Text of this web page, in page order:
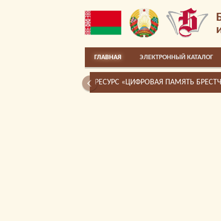
ГЛАВНАЯ ЭЛЕКТРОННЫЙ КАТАЛОГ
РЕСУРС «ЦИФРОВАЯ ПАМЯТЬ